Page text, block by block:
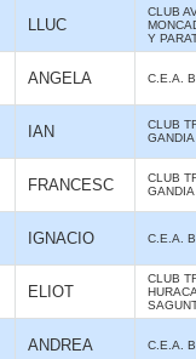
LLUC
CLUB
Y
ANGELA C.E.A.
IAN
CLUB
GANDIA
FRANCESC
CLUB
GANDIA
IGNACIO C.E.A.
ELIOT
CLUB
ANDREA C.E.A.